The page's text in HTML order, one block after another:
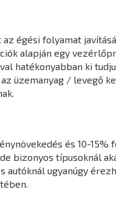
égési folyamat
alapján egy
hatékonyabban ki
üzemanyag / levegő
és 10-
bizonyos típusoknál
autóknál ugyanúgy